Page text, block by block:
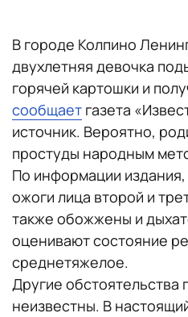
В городе Колпино
двухлетняя девочка
горячей картошки и
сообщает газета
источник. Вероятно,
простуды народным
По информации
ожоги лица второй и
также обожжены и
оценивают состояние
среднетяжелое.
Другие обстоятельства
неизвестны. В